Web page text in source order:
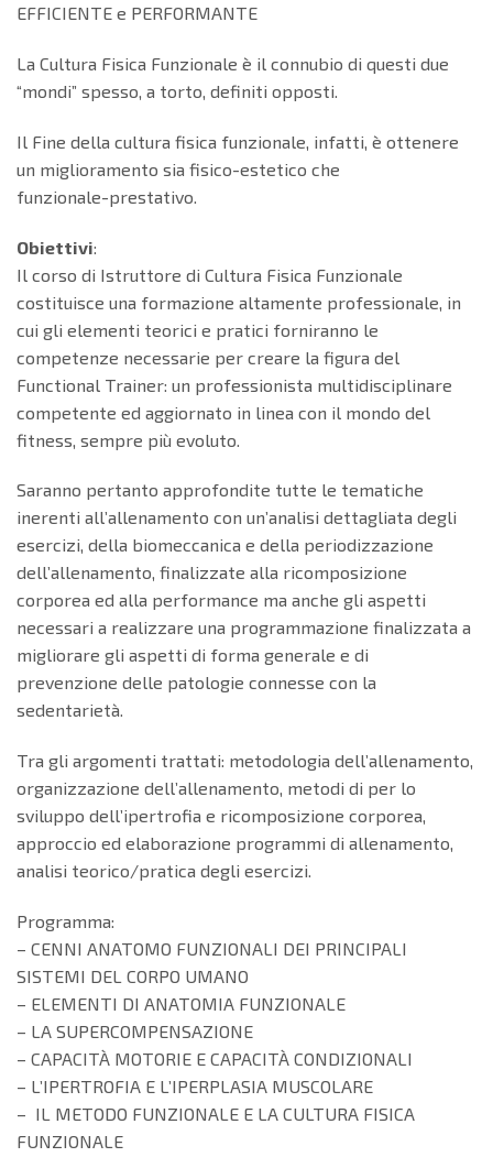
EFFICIENTE e PERFORMANTE
La Cultura Fisica Funzionale è il connubio di questi due
“mondi” spesso, a torto, definiti opposti.
Il Fine della cultura fisica funzionale, infatti, è ottenere
un miglioramento sia fisico-estetico che
funzionale-prestativo.
Obiettivi:
Il corso di Istruttore di Cultura Fisica Funzionale
costituisce una formazione altamente professionale, in
cui gli elementi teorici e pratici forniranno le
competenze necessarie per creare la figura del
Functional Trainer: un professionista multidisciplinare
competente ed aggiornato in linea con il mondo del
fitness, sempre più evoluto.
Saranno pertanto approfondite tutte le tematiche
inerenti all’allenamento con un’analisi dettagliata degli
esercizi, della biomeccanica e della periodizzazione
dell’allenamento, finalizzate alla ricomposizione
corporea ed alla performance ma anche gli aspetti
necessari a realizzare una programmazione finalizzata a
migliorare gli aspetti di forma generale e di
prevenzione delle patologie connesse con la
sedentarietà.
Tra gli argomenti trattati: metodologia dell’allenamento,
organizzazione dell’allenamento, metodi di per lo
sviluppo dell’ipertrofia e ricomposizione corporea,
approccio ed elaborazione programmi di allenamento,
analisi teorico/pratica degli esercizi.
Programma:
– CENNI ANATOMO FUNZIONALI DEI PRINCIPALI
SISTEMI DEL CORPO UMANO
– ELEMENTI DI ANATOMIA FUNZIONALE
– LA SUPERCOMPENSAZIONE
– CAPACITÀ MOTORIE E CAPACITÀ CONDIZIONALI
– L’IPERTROFIA E L’IPERPLASIA MUSCOLARE
– IL METODO FUNZIONALE E LA CULTURA FISICA
FUNZIONALE